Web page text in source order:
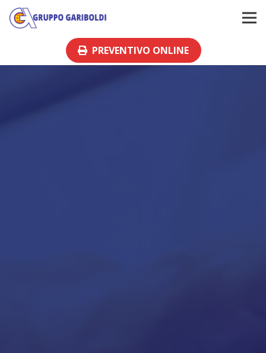
PREVENTIVO ONLINE